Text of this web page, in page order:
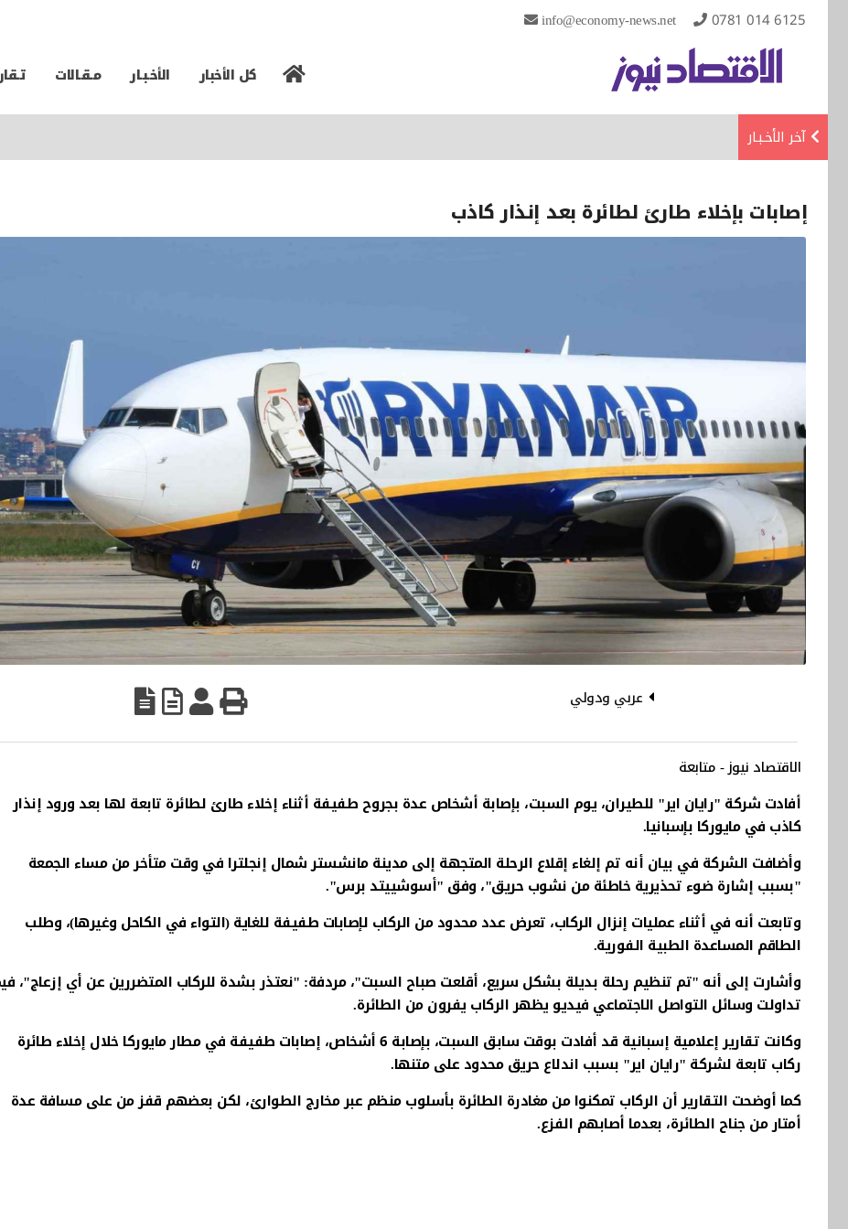
info@economy-news.net 0781 014 6125
كل الأخبار الأخـبـار مـقـالات
آخر الأخـبـار
إصابات بإخلاء طارئ لطائرة بعد إنذار كاذب
عربي ودولي
الاقتصاد نيوز - متابعة
أفادت شركة "رايان اير" للطيران، يوم السبت، بإصابة أشخاص عدة بجروح طفيفة أثناء إخلاء طارئ لطائرة تابعة لها بعد ورود إنذار
كاذب في مايوركا بإسبانيا.
وأضافت الشركة في بيان أنه تم إلغاء إقلاع الرحلة المتجهة إلى مدينة مانشستر شمال إنجلترا في وقت متأخر من مساء الجمعة
"بسبب إشارة ضوء تحذيرية خاطئة من نشوب حريق"، وفق "أسوشييتد برس".
وتابعت أنه في أثناء عمليات إنزال الركاب، تعرض عدد محدود من الركاب لإصابات طفيفة للغاية (التواء في الكاحل وغيرها)، وطلب
الطاقم المساعدة الطبية الفورية.
وأشارت إلى أنه "تم تنظيم رحلة بديلة بشكل سريع، أقلعت صباح السبت"، مردفة: "نعتذر بشدة للركاب المتضررين عن أي إزعاج"،
تداولت وسائل التواصل الاجتماعي فيديو يظهر الركاب يفرون من الطائرة.
وكانت تقارير إعلامية إسبانية قد أفادت بوقت سابق السبت، بإصابة 6 أشخاص، إصابات طفيفة في مطار مايوركا خلال إخلاء طائرة
ركاب تابعة لشركة "رايان اير" بسبب اندلاع حريق محدود على متنها.
كما أوضحت التقارير أن الركاب تمكنوا من مغادرة الطائرة بأسلوب منظم عبر مخارج الطوارئ، لكن بعضهم قفز من على مسافة عدة
أمتار من جناح الطائرة، بعدما أصابهم الفزع.